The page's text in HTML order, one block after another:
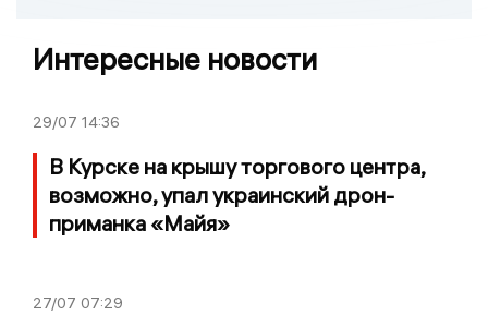
Интересные новости
29/07 14:36
В Курске на крышу торгового центра,
возможно, упал украинский дрон-
приманка «Майя»
27/07 07:29